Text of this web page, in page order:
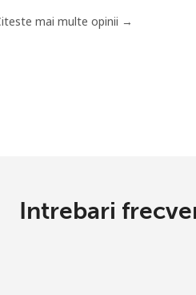
Telefon fix
mai multe opinii →
Intrebari